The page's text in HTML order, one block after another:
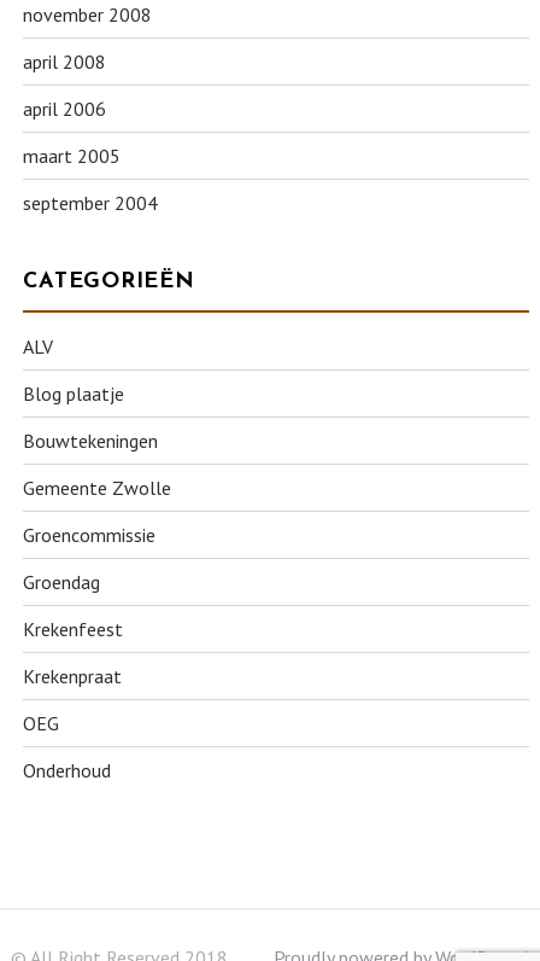
november 2008
april 2008
april 2006
maart 2005
september 2004
CATEGORIEËN
ALV
Blog plaatje
Bouwtekeningen
Gemeente Zwolle
Groencommissie
Groendag
Krekenfeest
Krekenpraat
OEG
Onderhoud